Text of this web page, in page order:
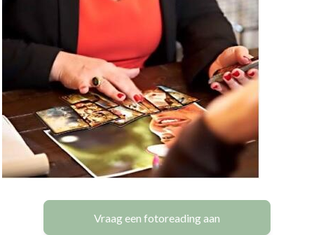
Vraag een fotoreading aan